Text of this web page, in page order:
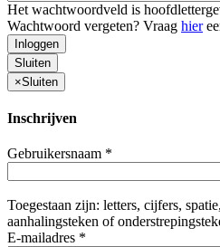
Het wachtwoordveld is
Wachtwoord vergeten? Vraag hier
Inloggen
Sluiten
×Sluiten
Inschrijven
Gebruikersnaam *
Toegestaan zijn: letters, cijfers,
aanhalingsteken of
E-mailadres *